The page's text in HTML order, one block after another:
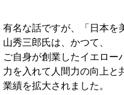
有名な話ですが、「日本を
山秀三郎氏は、かつて、
ご自身が創業したイエロー
力を入れて人間力の向上と
業績を拡大されました。